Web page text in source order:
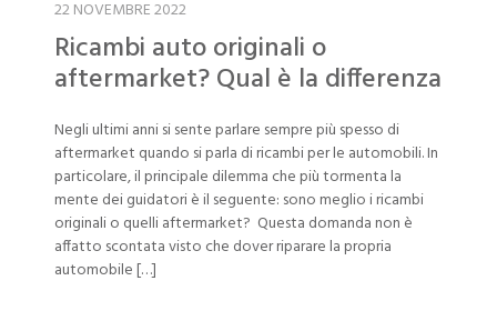
22 NOVEMBRE 2022
Ricambi auto originali o
aftermarket? Qual è la differenza
Negli ultimi anni si sente parlare sempre più spesso di
aftermarket quando si parla di ricambi per le automobili. In
particolare, il principale dilemma che più tormenta la
mente dei guidatori è il seguente: sono meglio i ricambi
originali o quelli aftermarket? Questa domanda non è
affatto scontata visto che dover riparare la propria
automobile […]